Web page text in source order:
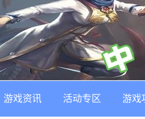
游戏资讯 活动专区 游戏